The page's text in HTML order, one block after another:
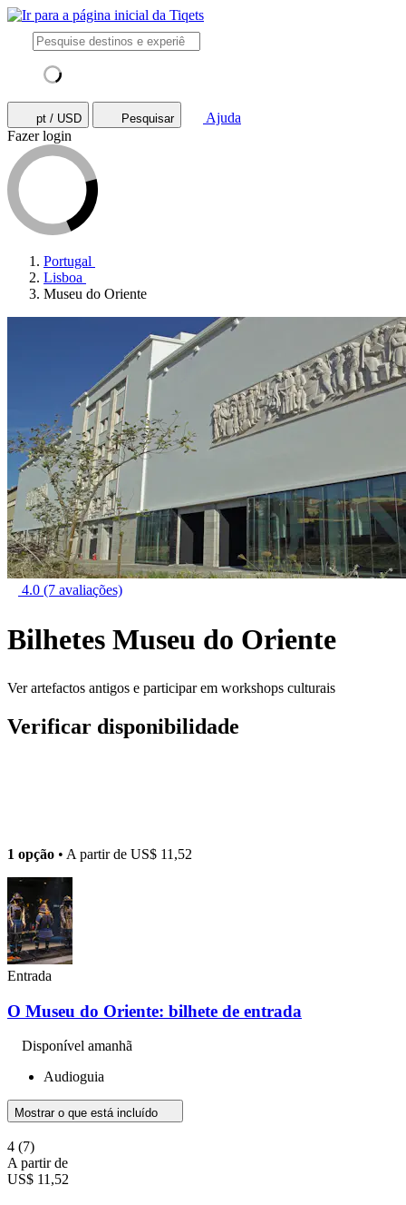
pt / USD Pesquisar
Ajuda
Fazer login
Portugal
Lisboa
Museu do Oriente
4.0 (7 avaliações)
Bilhetes Museu do Oriente
Ver artefactos antigos e participar em workshops culturais
Verificar disponibilidade
1 opção • A partir de US$ 11,52
Entrada
O Museu do Oriente: bilhete de entrada
Disponível amanhã
Audioguia
Mostrar o que está incluído
4 (7)
A partir de
US$ 11,52